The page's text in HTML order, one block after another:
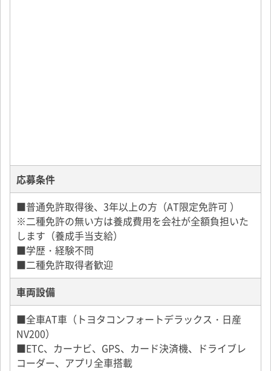
応募条件
■普通免許取得後、3年以上の方（AT限定免許可 ）
※二種免許の無い方は養成費用を会社が全額負担いた
します（養成手当支給）
■学歴・経験不問
■二種免許取得者歓迎
車両設備
■全車AT車（トヨタコンフォートデラックス・日産
NV200）
■ETC、カーナビ、GPS、カード決済機、ドライブレ
コーダー、アプリ全車搭載